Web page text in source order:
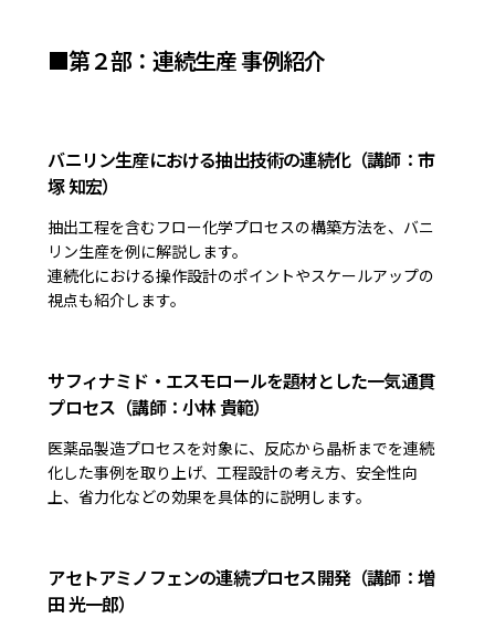
■第２部：連続生産 事例紹介
バニリン生産における抽出技術の連続化（講師：市
塚 知宏）
抽出工程を含むフロー化学プロセスの構築方法を、バニ
リン生産を例に解説します。
連続化における操作設計のポイントやスケールアップの
視点も紹介します。
サフィナミド・エスモロールを題材とした一気通貫
プロセス（講師：小林 貴範）
医薬品製造プロセスを対象に、反応から晶析までを連続
化した事例を取り上げ、工程設計の考え方、安全性向
上、省力化などの効果を具体的に説明します。
アセトアミノフェンの連続プロセス開発（講師：増
田 光一郎）